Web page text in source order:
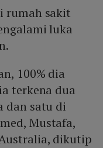
rumah sakit
luka
100% dia
terkena dua
dan satu di
Mustafa,
dikutip